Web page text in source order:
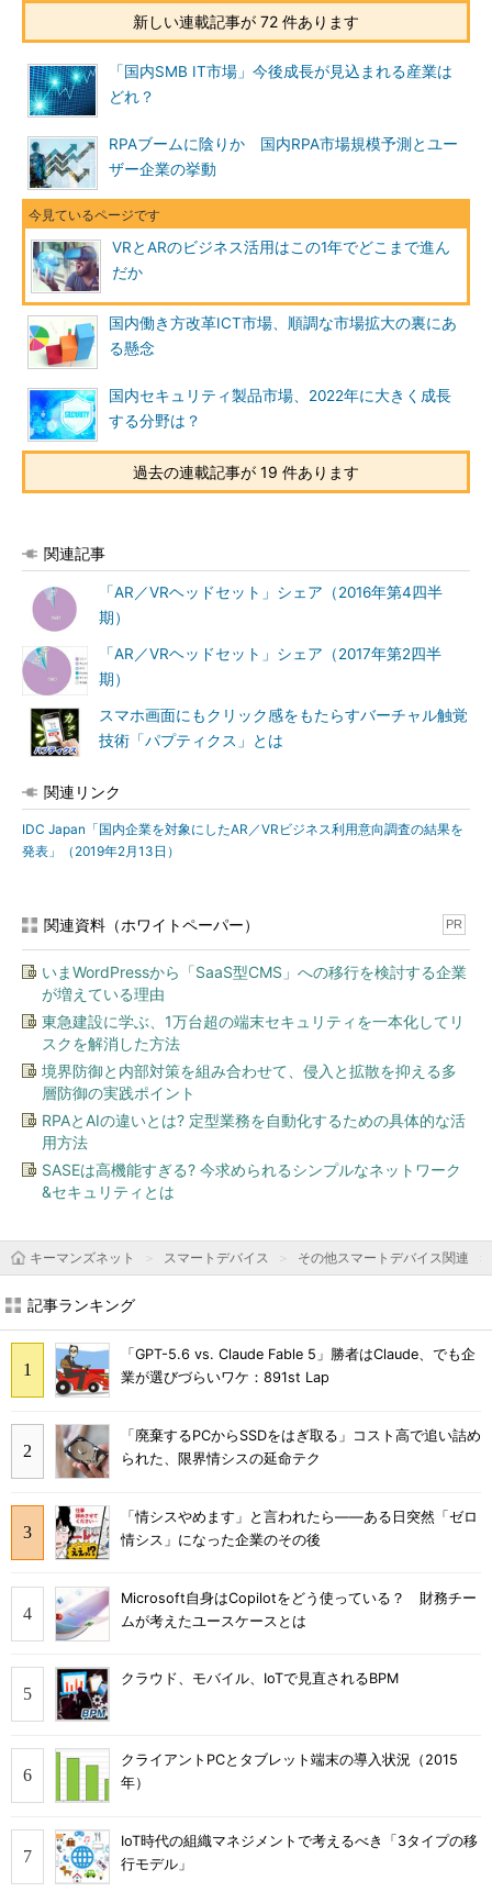
新しい連載記事が 72 件あります
「国内SMB IT市場」今後成長が見込まれる産業は
どれ？
RPAブームに陰りか 国内RPA市場規模予測とユー
ザー企業の挙動
VRとARのビジネス活用はこの1年でどこまで進ん
だか
国内働き方改革ICT市場、順調な市場拡大の裏にあ
る懸念
国内セキュリティ製品市場、2022年に大きく成長
する分野は？
過去の連載記事が 19 件あります
関連記事
「AR／VRヘッドセット」シェア（2016年第4四半
期）
「AR／VRヘッドセット」シェア（2017年第2四半
期）
スマホ画面にもクリック感をもたらすバーチャル触覚
技術「パプティクス」とは
関連リンク
IDC Japan「国内企業を対象にしたAR／VRビジネス利用意向調査の結果を
発表」（2019年2月13日）
関連資料（ホワイトペーパー） PR
いまWordPressから「SaaS型CMS」への移行を検討する企業
が増えている理由
東急建設に学ぶ、1万台超の端末セキュリティを一本化してリ
スクを解消した方法
境界防御と内部対策を組み合わせて、侵入と拡散を抑える多
層防御の実践ポイント
RPAとAIの違いとは? 定型業務を自動化するための具体的な活
用方法
SASEは高機能すぎる? 今求められるシンプルなネットワーク
&セキュリティとは
キーマンズネット スマートデバイス その他スマートデバイス関連
記事ランキング
「GPT-5.6 vs. Claude Fable 5」勝者はClaude、でも企
業が選びづらいワケ：891st Lap
「廃棄するPCからSSDをはぎ取る」コスト高で追い詰め
られた、限界情シスの延命テク
「情シスやめます」と言われたら――ある日突然「ゼロ
情シス」になった企業のその後
Microsoft自身はCopilotをどう使っている？ 財務チー
ムが考えたユースケースとは
クラウド、モバイル、IoTで見直されるBPM
クライアントPCとタブレット端末の導入状況（2015
年）
IoT時代の組織マネジメントで考えるべき「3タイプの移
行モデル」